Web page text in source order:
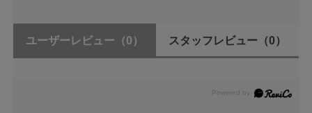
ユーザーレビュー （0） スタッフレビュー （0）